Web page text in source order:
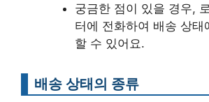
궁금한 점이 있을 경우,
터에 전화하여 배송 상태
할 수 있어요.
배송 상태의 종류